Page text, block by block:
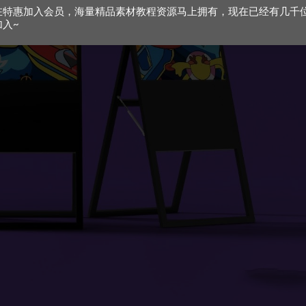
特惠加入会员，海量精品素材教程资源马上拥有，现在已经有几千
入~